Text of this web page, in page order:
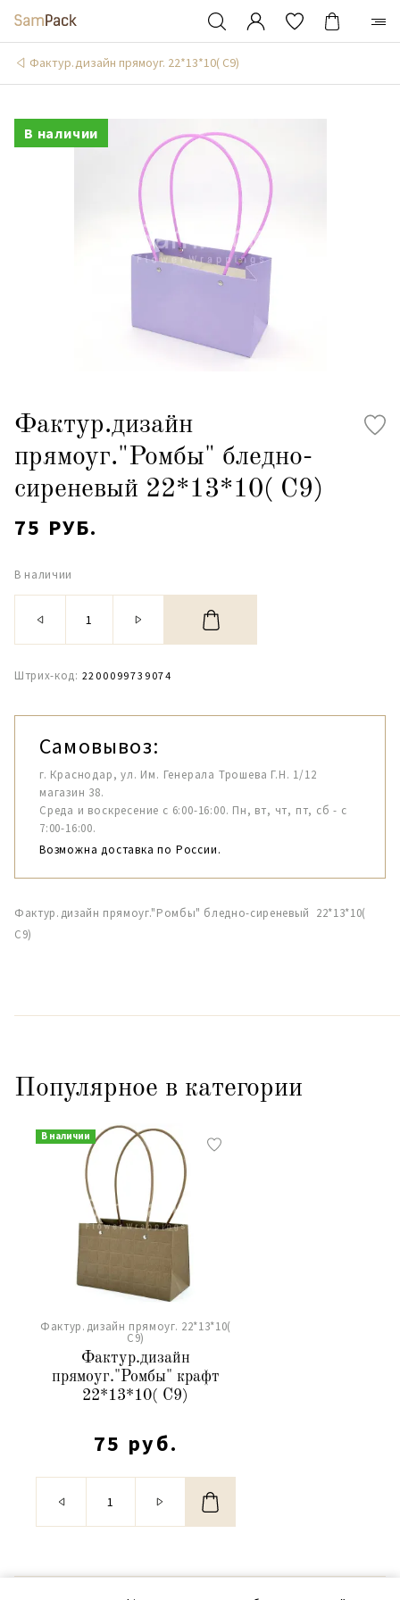
Фактур.дизайн прямоуг. 22*13*10( С9)
В наличии
Фактур.дизайн
прямоуг."Ромбы" бледно-
сиреневый 22*13*10( С9)
75 РУБ.
В наличии
Штрих-код: 2200099739074
Самовывоз:
г. Краснодар, ул. Им. Генерала Трошева Г.Н. 1/12
магазин 38.
Среда и воскресение с 6:00-16:00. Пн, вт, чт, пт, сб - с
7:00-16:00.
Возможна доставка по России.
Фактур.дизайн прямоуг."Ромбы" бледно-сиреневый 22*13*10(
С9)
Популярное в категории
В наличии
Фактур.дизайн прямоуг. 22*13*10(
С9)
Фактур.дизайн
прямоуг."Ромбы" крафт
22*13*10( С9)
75 руб.